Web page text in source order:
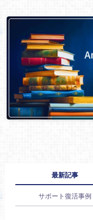
最新記事
サポート復活事例